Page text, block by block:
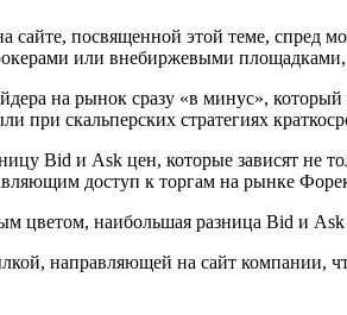
сайте, посвященной этой теме,
или внебиржевыми
на рынок сразу «в минус»,
при скальперских стратегиях
Bid и Ask цен, которые зависят не
доступ к торгам на рынке
цветом, наибольшая разница Bid и
направляющей на сайт компании,